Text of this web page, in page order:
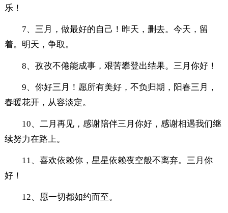
乐！
7、三月，做最好的自己！昨天，删去。今天，留
着。明天，争取。
8、孜孜不倦能成事，艰苦攀登出结果。三月你好！
9、你好三月！愿所有美好，不负归期，阳春三月，
春暖花开，从容淡定。
10、二月再见，感谢陪伴三月你好，感谢相遇我们继
续努力在路上。
11、喜欢依赖你，星星依赖夜空般不离弃。三月你
好！
12、愿一切都如约而至。